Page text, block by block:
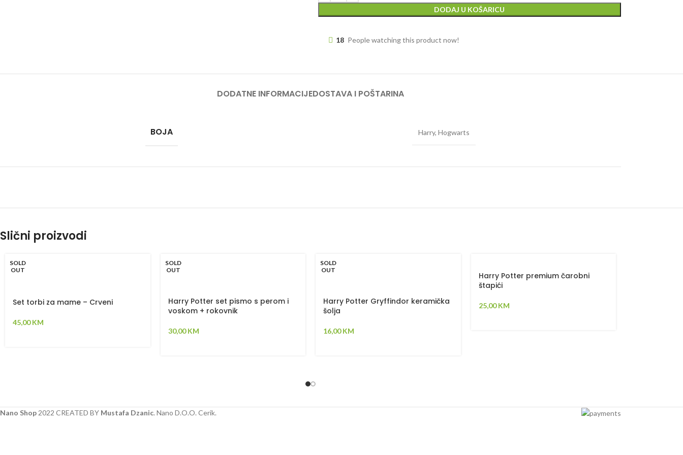
DODAJ U KOŠARICU
18 People watching this product now!
DODATNE INFORMACIJEDOSTAVA I POŠTARINA
BOJA Harry, Hogwarts
Slični proizvodi
SOLD
OUT
Set torbi za mame – Crveni
45,00KM
SOLD
OUT
Harry Potter set pismo s perom i
voskom + rokovnik
30,00KM
SOLD
OUT
Harry Potter Gryffindor keramička
šolja
16,00KM
Harry Potter premium čarobni
štapići
25,00KM
Nano Shop 2022 CREATED BY Mustafa Dzanic. Nano D.O.O. Cerik.